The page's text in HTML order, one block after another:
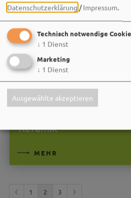
04.11.26
Workshops & Seminare
Kreativer
Keramik
MEHR
1 2 3
Datenschutzerklärung /Impressum.
Technisch notwendige
↓ 1 Dienst
Marketing
↓ 1 Dienst
Ausgewählte akzeptieren